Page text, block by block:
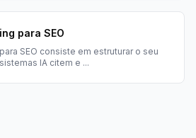
para SEO
SEO consiste em estruturar o seu
IA citem e ...